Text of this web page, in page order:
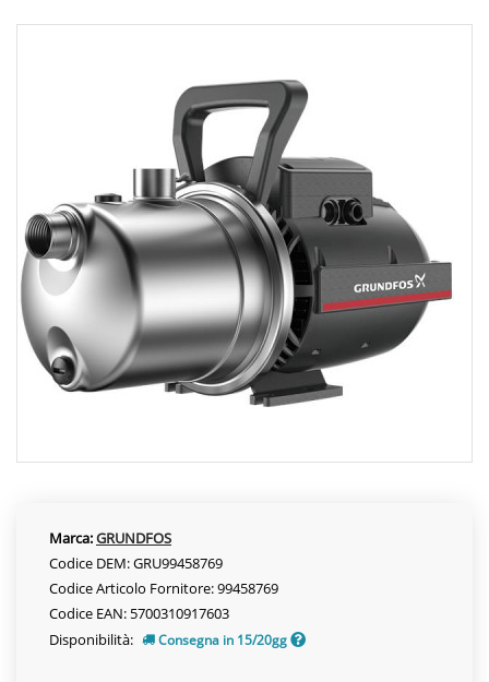
Marca:GRUNDFOS
Codice DEM: GRU99458769
Codice Articolo Fornitore: 99458769
Codice EAN: 5700310917603
Disponibilità:
Consegna in 15/20gg